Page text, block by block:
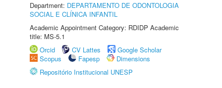
Department: DEPARTAMENTO DE ODONTOLOGIA
SOCIAL E CLÍNICA INFANTIL
Academic Appointment Category: RDIDP Academic
title: MS-5.1
Orcid
CV Lattes
Google Scholar
Scopus
Fapesp
Dimensions
Repositório Institucional UNESP